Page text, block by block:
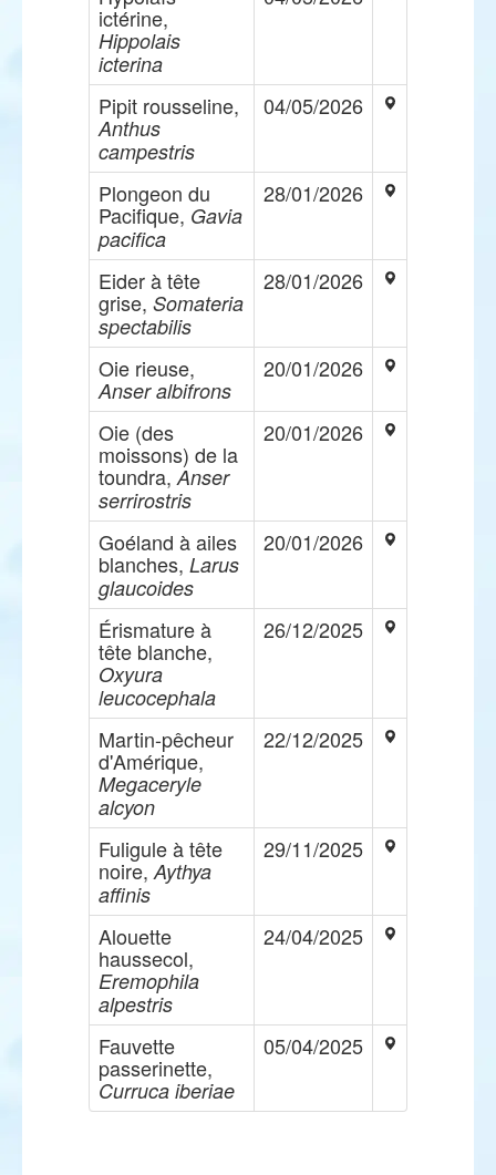
ictérine,
Hippolais
icterina
Pipit rousseline,
Anthus
campestris
04/05/2026
Plongeon du
Pacifique, Gavia
pacifica
28/01/2026
Eider à tête
grise, Somateria
spectabilis
28/01/2026
Oie rieuse,
Anser albifrons
20/01/2026
Oie (des
moissons) de la
toundra, Anser
serrirostris
20/01/2026
Goéland à ailes
blanches, Larus
glaucoides
20/01/2026
Érismature à
tête blanche,
Oxyura
leucocephala
26/12/2025
Martin-pêcheur
d'Amérique,
Megaceryle
alcyon
22/12/2025
Fuligule à tête
noire, Aythya
affinis
29/11/2025
Alouette
haussecol,
Eremophila
alpestris
24/04/2025
Fauvette
passerinette,
Curruca iberiae
05/04/2025